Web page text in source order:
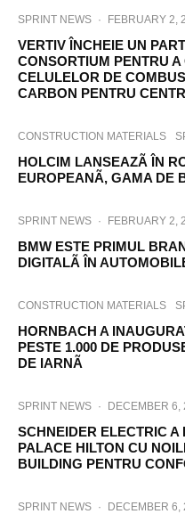
SPRINT NEWS · FEBRUARY 2,
VERTIV ÎNCHEIE UN
CONSORTIUM PENTRU
CELULELOR DE
CARBON PENTRU
CONSTRUCTION MATERIALS
HOLCIM LANSEAZÃ ÎN
EUROPEANÃ, GAMA DE
SPRINT NEWS · FEBRUARY 2,
BMW ESTE PRIMUL
DIGITALÃ ÎN
CONSTRUCTION MATERIALS
HORNBACH A
PESTE 1.000 DE
DE IARNÃ
SPRINT NEWS · DECEMBER 6,
SCHNEIDER ELECTRIC A
PALACE HILTON CU
BUILDING PENTRU
SPRINT NEWS · DECEMBER 6,